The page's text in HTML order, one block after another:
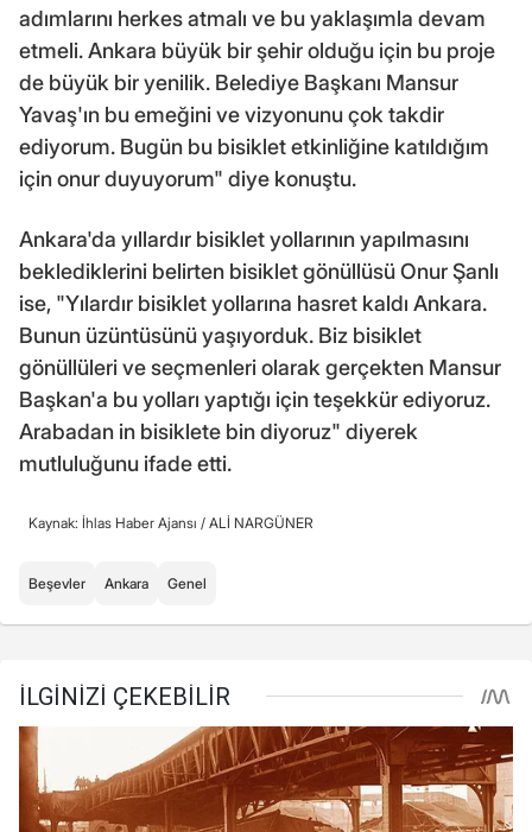
adımlarını herkes atmalı ve bu yaklaşımla devam
etmeli. Ankara büyük bir şehir olduğu için bu proje
de büyük bir yenilik. Belediye Başkanı Mansur
Yavaş'ın bu emeğini ve vizyonunu çok takdir
ediyorum. Bugün bu bisiklet etkinliğine katıldığım
için onur duyuyorum" diye konuştu.
Ankara'da yıllardır bisiklet yollarının yapılmasını
beklediklerini belirten bisiklet gönüllüsü Onur Şanlı
ise, "Yılardır bisiklet yollarına hasret kaldı Ankara.
Bunun üzüntüsünü yaşıyorduk. Biz bisiklet
gönüllüleri ve seçmenleri olarak gerçekten Mansur
Başkan'a bu yolları yaptığı için teşekkür ediyoruz.
Arabadan in bisiklete bin diyoruz" diyerek
mutluluğunu ifade etti.
Kaynak: İhlas Haber Ajansı / ALİ NARGÜNER
Beşevler Ankara Genel